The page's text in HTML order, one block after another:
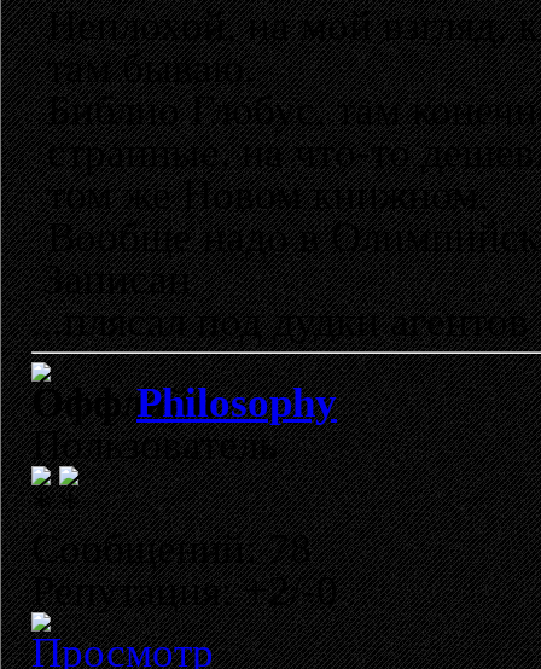
Неплохой, на мой
там бываю.
Библио Глобус, там
странные, на что-то
том же Новом книжном.
Вообще надо в
Записан
...плясал под дудки
Philosophy
Пользователь
Сообщений: 78
Репутация: +2/-0